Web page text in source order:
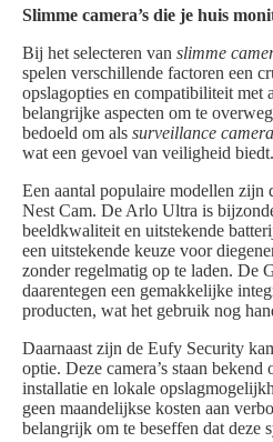
Slimme camera’s die je huis
Bij het selecteren van slimme
spelen verschillende factoren een
opslagopties en compatibiliteit met
belangrijke aspecten om te
bedoeld om als surveillance
wat een gevoel van veiligheid biedt.
Een aantal populaire modellen
Nest Cam. De Arlo Ultra is
beeldkwaliteit en uitstekende
een uitstekende keuze voor
zonder regelmatig op te laden. De
daarentegen een gemakkelijke
producten, wat het gebruik nog
Daarnaast zijn de Eufy Security
optie. Deze camera’s staan
installatie en lokale
geen maandelijkse kosten aan
belangrijk om te beseffen dat deze